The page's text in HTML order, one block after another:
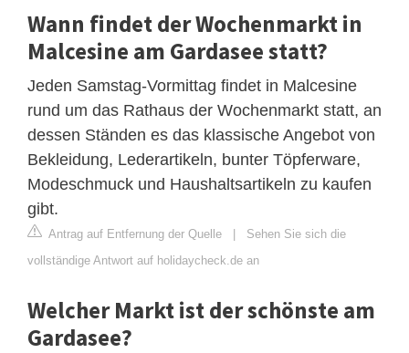
Wann findet der Wochenmarkt in
Malcesine am Gardasee statt?
Jeden Samstag-Vormittag findet in Malcesine
rund um das Rathaus der Wochenmarkt statt, an
dessen Ständen es das klassische Angebot von
Bekleidung, Lederartikeln, bunter Töpferware,
Modeschmuck und Haushaltsartikeln zu kaufen
gibt.
Antrag auf Entfernung der Quelle | Sehen Sie sich die
vollständige Antwort auf holidaycheck.de an
Welcher Markt ist der schönste am
Gardasee?